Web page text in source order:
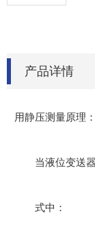
产品详情
用静压测量原理
当液位变送器
式中：